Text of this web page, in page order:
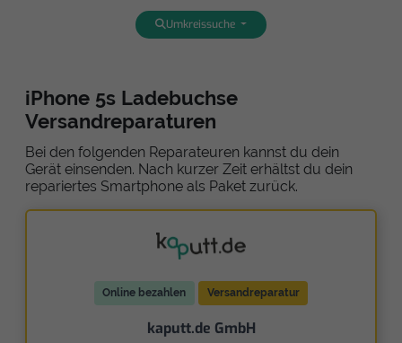
Umkreissuche
iPhone 5s Ladebuchse
Versandreparaturen
Bei den folgenden Reparateuren kannst du dein
Gerät einsenden. Nach kurzer Zeit erhältst du dein
repariertes Smartphone als Paket zurück.
Online bezahlen Versandreparatur
kaputt.de GmbH